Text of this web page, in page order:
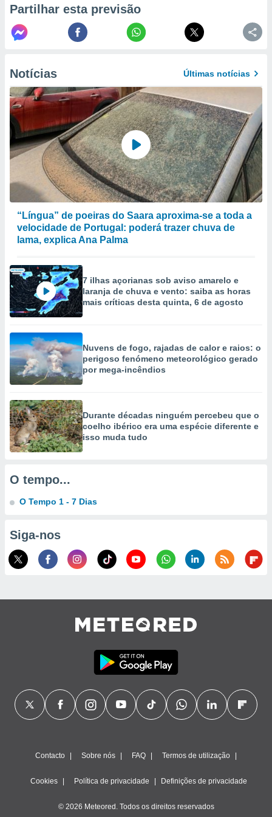
ou opor-
qualquer
em “
de
ou aceder
num
para
utilizar
criar
medir
da
medir o
os
de
ou
de dados
e melhorar
através
1199
Partilhar esta previsão
Notícias Últimas notícias
“Língua” de poeiras do Saara aproxima-se a toda a
velocidade de Portugal: poderá trazer chuva de
lama, explica Ana Palma
7 ilhas açorianas sob aviso amarelo e
laranja de chuva e vento: saiba as horas
mais críticas desta quinta, 6 de agosto
Nuvens de fogo, rajadas de calor e raios: o
perigoso fenómeno meteorológico gerado
por mega-incêndios
Durante décadas ninguém percebeu que o
coelho ibérico era uma espécie diferente e
isso muda tudo
O tempo...
O Tempo 1 - 7 Dias
Siga-nos
Contacto Sobre nós FAQ Termos de utilização
Cookies Política de privacidade Definições de privacidade
© 2026 Meteored. Todos os direitos reservados